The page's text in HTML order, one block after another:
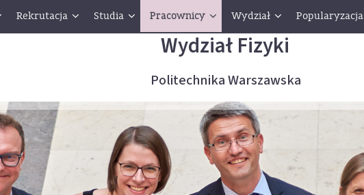
Rekrutacja Studia Pracownicy Wydział Popularyzacja
Wydział Fizyki
Politechnika Warszawska